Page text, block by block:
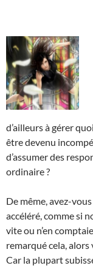
d’ailleurs à gérer
être devenu
d’assumer des
ordinaire ?
De même, avez-
accéléré, comme si
vite ou n’en
remarqué cela, alors
Car la plupart